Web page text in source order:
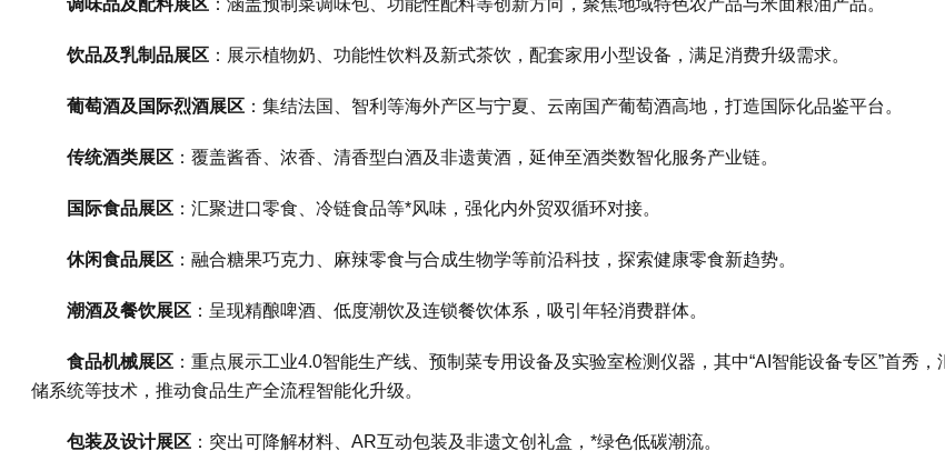
调味品及配料展区 ：涵盖预制菜调味包、功能性配料等创新方向，聚焦地域特色农产品与米面粮油产品。
饮品及乳制品展区 ：展示植物奶、功能性饮料及新式茶饮，配套家用小型设备，满足消费升级需求。
葡萄酒及国际烈酒展区 ：集结法国、智利等海外产区与宁夏、云南国产葡萄酒高地，打造国际化品鉴平台。
传统酒类展区 ：覆盖酱香、浓香、清香型白酒及非遗黄酒，延伸至酒类数智化服务产业链。
国际食品展区 ：汇聚进口零食、冷链食品等*风味，强化内外贸双循环对接。
休闲食品展区 ：融合糖果巧克力、麻辣零食与合成生物学等前沿科技，探索健康零食新趋势。
潮酒及餐饮展区 ：呈现精酿啤酒、低度潮饮及连锁餐饮体系，吸引年轻消费群体。
食品机械展区 ：重点展示工业4.0智能生产线、预制菜专用设备及实验室检测仪器，其中“AI智能设备专区”首秀
储系统等技术，推动食品生产全流程智能化升级。
包装及设计展区 ：突出可降解材料、AR互动包装及非遗文创礼盒，*绿色低碳潮流。